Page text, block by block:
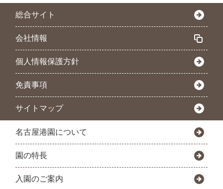
総合サイト
会社情報
個人情報保護方針
免責事項
サイトマップ
名古屋港園について
園の特長
入園のご案内